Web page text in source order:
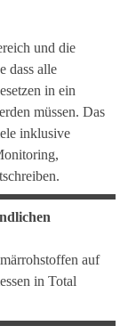
und die
dass alle
in ein
müssen. Das
inklusive
auf
in Total